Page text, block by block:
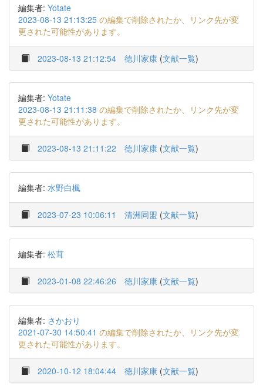
編集者: Yotate
2023-08-13 21:13:25 の編集で削除されたか、リンク先が変
更された可能性があります。
2023-08-13 21:12:54 徳川家康 (文献一覧)
編集者: Yotate
2023-08-13 21:11:38 の編集で削除されたか、リンク先が変
更された可能性があります。
2023-08-13 21:11:22 徳川家康 (文献一覧)
編集者: 水野白楓
2023-07-23 10:06:11 清洲同盟 (文献一覧)
編集者: 松茸
2023-01-08 22:46:26 徳川家康 (文献一覧)
編集者: さかおり
2021-07-30 14:50:41 の編集で削除されたか、リンク先が変
更された可能性があります。
2020-10-12 18:04:44 徳川家康 (文献一覧)